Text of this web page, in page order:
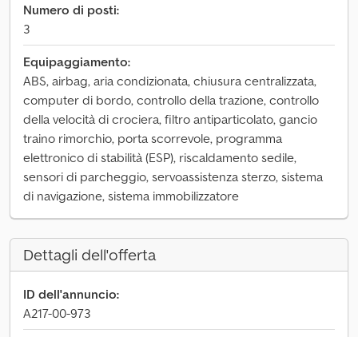
Numero di posti:
3
Equipaggiamento:
ABS, airbag, aria condizionata, chiusura centralizzata,
computer di bordo, controllo della trazione, controllo
della velocità di crociera, filtro antiparticolato, gancio
traino rimorchio, porta scorrevole, programma
elettronico di stabilità (ESP), riscaldamento sedile,
sensori di parcheggio, servoassistenza sterzo, sistema
di navigazione, sistema immobilizzatore
Dettagli dell'offerta
ID dell'annuncio:
A217-00-973